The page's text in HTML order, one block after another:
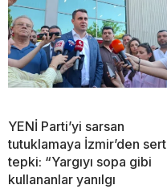
YENİ Parti’yi sarsan
tutuklamaya İzmir’den sert
tepki: “Yargıyı sopa gibi
kullananlar yanılgı